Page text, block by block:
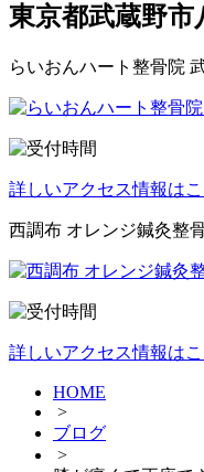
東京都武蔵野市
らいおんハート整骨院
詳しいアクセス情報は
西調布 オレンジ鍼灸整
詳しいアクセス情報は
HOME
>
ブログ
>